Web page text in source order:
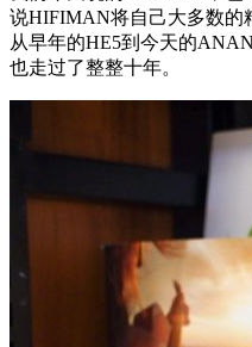
说HIFIMAN将自己大多数的
从早年的HE5到今天的
也走过了整整十年。